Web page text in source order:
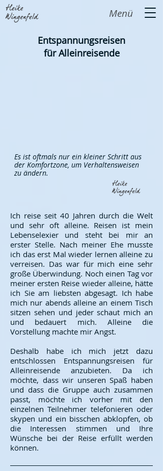
Menü
Entspannungsreisen
für Alleinreisende
Es ist oftmals nur ein kleiner Schritt aus
der Komfortzone, um Verhaltensweisen
zu ändern.
Ich reise seit 40 Jahren durch die Welt
und sehr oft alleine. Reisen ist mein
Lebenselexier und steht bei mir an
erster Stelle. Nach meiner Ehe musste
ich das erst Mal wieder lernen alleine zu
verreisen. Das war für mich eine sehr
große Überwindung. Noch einen Tag vor
meiner ersten Reise wieder alleine, hätte
ich Sie am liebsten abgesagt. Ich habe
mich nur abends alleine an einem Tisch
sitzen sehen und jeder schaut mich an
und bedauert mich. Alleine die
Vorstellung machte mir Angst.
Deshalb habe ich mich jetzt dazu
entschlossen Entspannungsreisen für
Alleinreisende anzubieten. Da ich
möchte, dass wir unseren Spaß haben
und dass die Gruppe auch zusammen
passt, möchte ich vorher mit den
einzelnen Teilnehmer telefonieren oder
skypen und ein bisschen abklopfen, ob
die Interessen stimmen und Ihre
Wünsche bei der Reise erfüllt werden
können.